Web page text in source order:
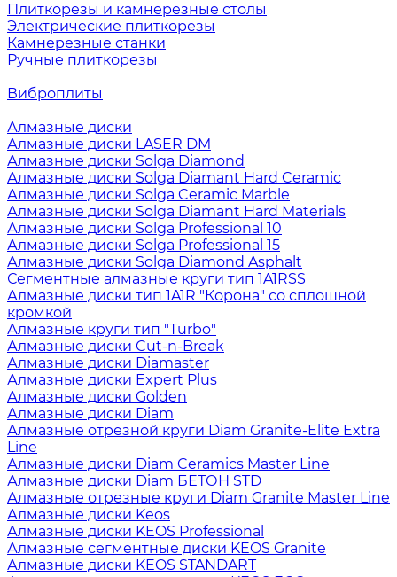
Плиткорезы и камнерезные столы
Электрические плиткорезы
Камнерезные станки
Ручные плиткорезы
Виброплиты
Алмазные диски
Алмазные диски LASER DM
Алмазные диски Solga Diamond
Алмазные диски Solga Diamant Hard Ceramic
Алмазные диски Solga Ceramic Marble
Алмазные диски Solga Diamant Hard Materials
Алмазные диски Solga Professional 10
Алмазные диски Solga Professional 15
Алмазные диски Solga Diamond Asphalt
Сегментные алмазные круги тип 1A1RSS
Алмазные диски тип 1A1R "Корона" со сплошной
кромкой
Алмазные круги тип "Turbo"
Алмазные диски Cut-n-Break
Алмазные диски Diamaster
Алмазные диски Expert Plus
Алмазные диски Golden
Алмазные диски Diam
Алмазные отрезной круги Diam Granite-Elite Extra
Line
Алмазные диски Diam Ceramics Master Line
Алмазные диски Diam БЕТОН STD
Алмазные отрезные круги Diam Granite Master Line
Алмазные диски Keos
Алмазные диски KEOS Professional
Алмазные сегментные диски KEOS Granite
Алмазные диски KEOS STANDART